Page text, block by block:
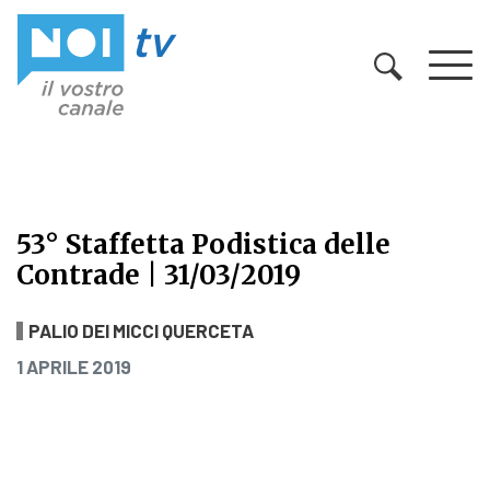
53° Staffetta Podistica delle
Contrade | 31/03/2019
53° Staffetta Podistica delle
PALIO DEI MICCI QUERCETA
PUBBLICATO IL
1 APRILE 2019